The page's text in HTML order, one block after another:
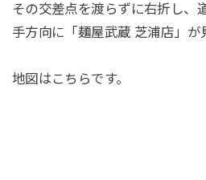
その交差点を渡らずに右折し、
手方向に「麺屋武蔵 芝浦店」が
地図はこちらです。